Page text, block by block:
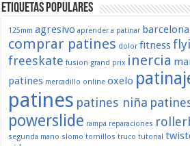
Etiquetas populares
125mm agresivo aprender a patinar barcelona
comprar patines dolor fitness
freeskate fusion grand prix inercia
patines mercadillo online oxelo
patines patines niña
powerslide rampa reparaciones
segunda mano slomo tornillos truco tutorial